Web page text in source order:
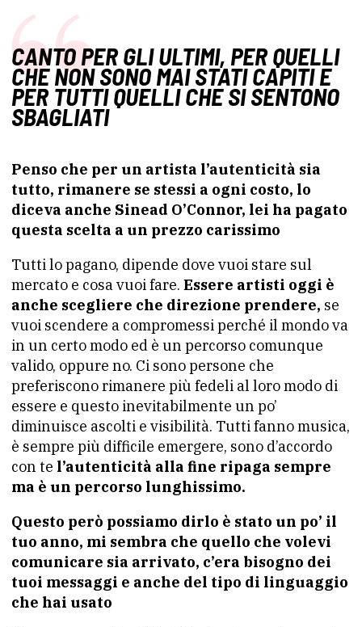
CANTO PER GLI ULTIMI, PER QUELLI
CHE NON SONO MAI STATI CAPITI E
PER TUTTI QUELLI CHE SI SENTONO
SBAGLIATI
Penso che per un artista l’autenticità sia
tutto, rimanere se stessi a ogni costo, lo
diceva anche Sinead O’Connor, lei ha pagato
questa scelta a un prezzo carissimo
Tutti lo pagano, dipende dove vuoi stare sul
mercato e cosa vuoi fare. Essere artisti oggi è
anche scegliere che direzione prendere, se
vuoi scendere a compromessi perché il mondo va
in un certo modo ed è un percorso comunque
valido, oppure no. Ci sono persone che
preferiscono rimanere più fedeli al loro modo di
essere e questo inevitabilmente un po’
diminuisce ascolti e visibilità. Tutti fanno musica,
è sempre più difficile emergere, sono d’accordo
con te l’autenticità alla fine ripaga sempre
ma è un percorso lunghissimo.
Questo però possiamo dirlo è stato un po’ il
tuo anno, mi sembra che quello che volevi
comunicare sia arrivato, c’era bisogno dei
tuoi messaggi e anche del tipo di linguaggio
che hai usato